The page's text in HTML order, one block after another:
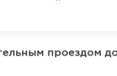
проездом